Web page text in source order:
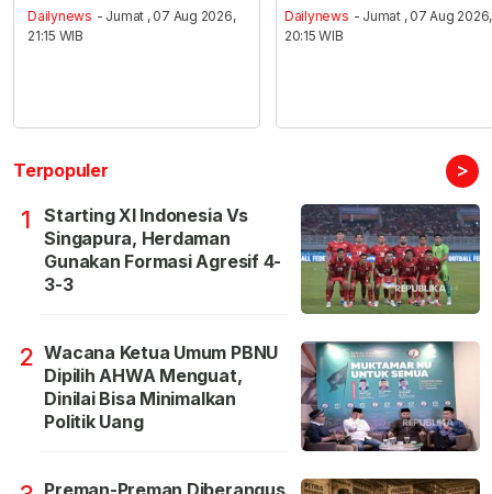
Dailynews - Jumat , 07 Aug 2026,
21:15 WIB
Dailynews - Jumat , 07 Aug 2026,
20:15 WIB
Terpopuler >
1
Starting XI Indonesia Vs
Singapura, Herdaman
Gunakan Formasi Agresif 4-
3-3
2 Wacana Ketua Umum PBNU
Dipilih AHWA Menguat,
Dinilai Bisa Minimalkan
Politik Uang